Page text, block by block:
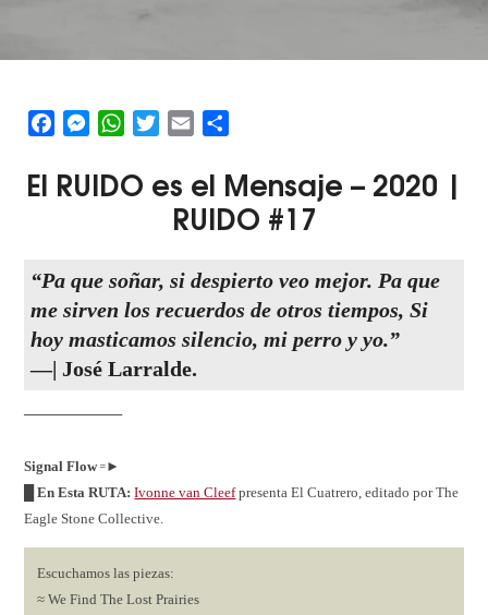
FacebookMessengerWhatsAppTwitterEmail
El RUIDO es el Mensaje – 2020 |
RUIDO #17
“Pa que soñar, si despierto veo mejor. Pa que
me sirven los recuerdos de otros tiempos, Si
hoy masticamos silencio, mi perro y yo.”
—| José Larralde.
──────────
Signal Flow꞊►
█ En Esta RUTA: Ivonne van Cleefpresenta El Cuatrero, editado por The
Eagle Stone Collective.
Escuchamos las piezas:
≈ We Find The Lost Prairies